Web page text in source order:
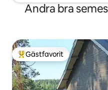
Andra bra
Populär gästfavorit
Gästfavorit